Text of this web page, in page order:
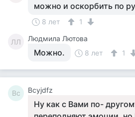
можно и оскорбить по
8 лет 1
ЛЛ Людмила Лютова
Можно. 8 лет 1
Bc Bcyjdfz
Ну как с Вами по-